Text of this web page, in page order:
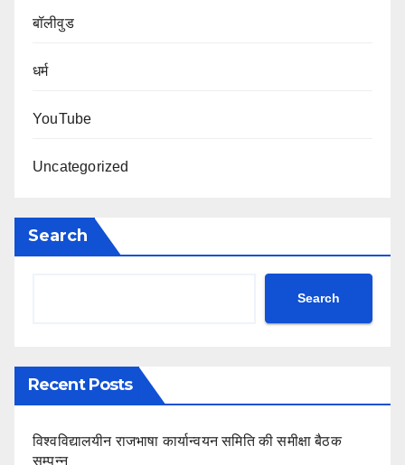
बॉलीवुड
धर्म
YouTube
Uncategorized
Search
Search
Recent Posts
विश्वविद्यालयीन राजभाषा कार्यान्वयन समिति की समीक्षा बैठक
सम्पन्न